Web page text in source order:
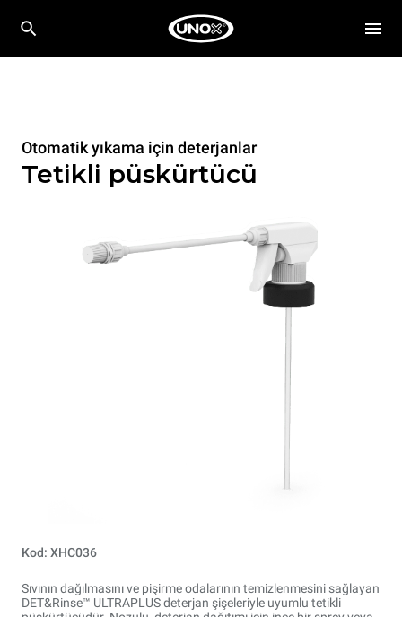
Otomatik yıkama için deterjanlar
Tetikli püskürtücü
Kod: XHC036
Sıvının dağılmasını ve pişirme odalarının temizlenmesini sağlayan
DET&Rinse™ ULTRAPLUS deterjan şişeleriyle uyumlu tetikli